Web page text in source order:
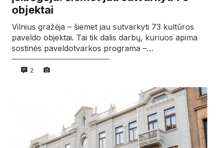
objektai
Vilnius gražėja – šiemet jau sutvarkyti 73 kultūros
paveldo objektai. Tai tik dalis darbų, kuriuos apima
sostinės paveldotvarkos programa –…
2